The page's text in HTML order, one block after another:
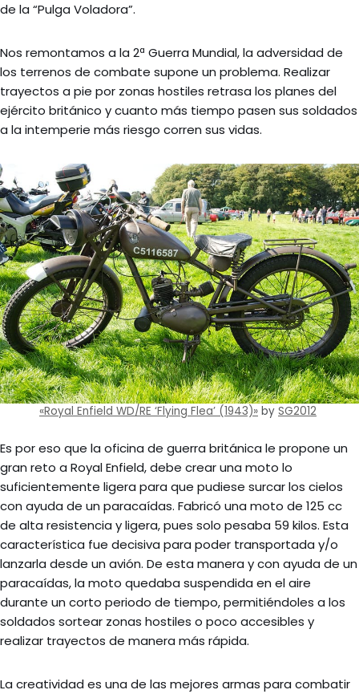
de la “Pulga Voladora”.
Nos remontamos a la 2ª Guerra Mundial, la adversidad de
los terrenos de combate supone un problema. Realizar
trayectos a pie por zonas hostiles retrasa los planes del
ejército británico y cuanto más tiempo pasen sus soldados
a la intemperie más riesgo corren sus vidas.
«Royal Enfield WD/RE ‘Flying Flea’ (1943)» by SG2012
Es por eso que la oficina de guerra británica le propone un
gran reto a Royal Enfield, debe crear una moto lo
suficientemente ligera para que pudiese surcar los cielos
con ayuda de un paracaídas. Fabricó una moto de 125 cc
de alta resistencia y ligera, pues solo pesaba 59 kilos. Esta
característica fue decisiva para poder transportada y/o
lanzarla desde un avión. De esta manera y con ayuda de un
paracaídas, la moto quedaba suspendida en el aire
durante un corto periodo de tiempo, permitiéndoles a los
soldados sortear zonas hostiles o poco accesibles y
realizar trayectos de manera más rápida.
La creatividad es una de las mejores armas para combatir